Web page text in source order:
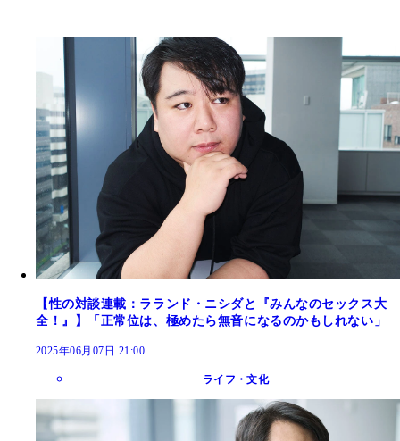
【性の対談連載：ラランド・ニシダと『みんなのセックス大
全！』】「正常位は、極めたら無音になるのかもしれない」
2025年06月07日 21:00
ライフ・文化